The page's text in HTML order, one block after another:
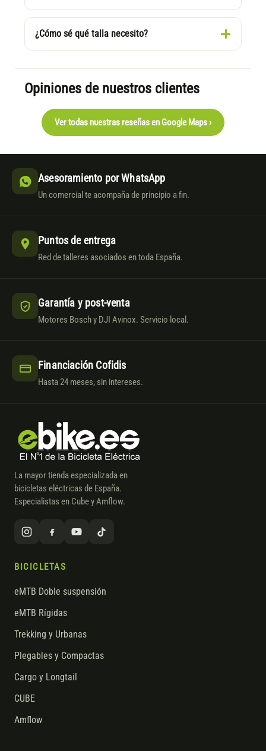
¿Cómo sé qué talla necesito?
Opiniones de nuestros clientes
Ver todas nuestras reseñas en Google Maps ›
Asesoramiento por WhatsApp
Un comercial te acompaña de principio a fin.
Puntos de entrega
Red de talleres asociados en toda España.
Garantía y post-venta
Motores Bosch y DJI Avinox. Servicio local.
Financiación Cofidis
Hasta 24 meses, sin intereses.
La mayor tienda especializada en
bicicletas eléctricas de España.
Especialistas en Cube y Amflow.
BICICLETAS
eMTB Doble suspensión
eMTB Rígidas
Trekking y Urbanas
Plegables y Compactas
Cargo y Longtail
CUBE
Amflow